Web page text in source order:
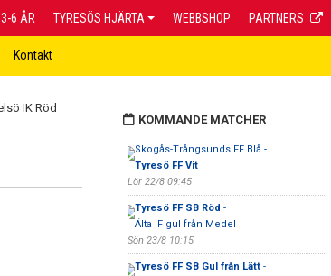
3-6 ÅR TYRESÖS HJÄRTA WEBBSHOP PARTNERS
Kontakt
KOMMANDE MATCHER
Skogås-Trångsunds FF Blå -
Tyresö FF Vit
Lör 22/8 09:45
Tyresö FF SB Röd -
Älta IF gul från Medel
Sön 23/8 10:15
Tyresö FF SB Gul från Lätt-